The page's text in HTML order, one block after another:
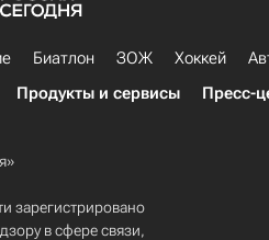
Биатлон ЗОЖ Хоккей
Продукты и сервисы Пресс-
зарегистрировано
в сфере связи,